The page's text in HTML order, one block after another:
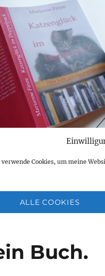
verwende Cookies, um meine
ALLE COOKIES
von Marianne Finze:
Buch.